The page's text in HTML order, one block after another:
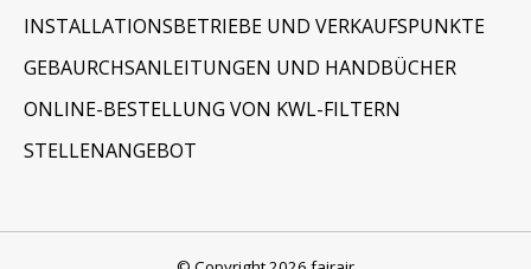
INSTALLATIONSBETRIEBE UND VERKAUFSPUNKTE
GEBAURCHSANLEITUNGEN UND HANDBÜCHER
ONLINE-BESTELLUNG VON KWL-FILTERN
STELLENANGEBOT